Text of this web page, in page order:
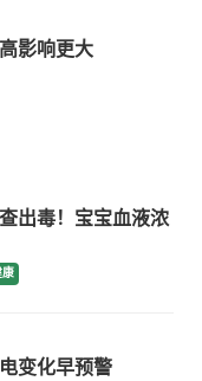
影响更大
出毒！宝宝血液浓
康
变化早预警